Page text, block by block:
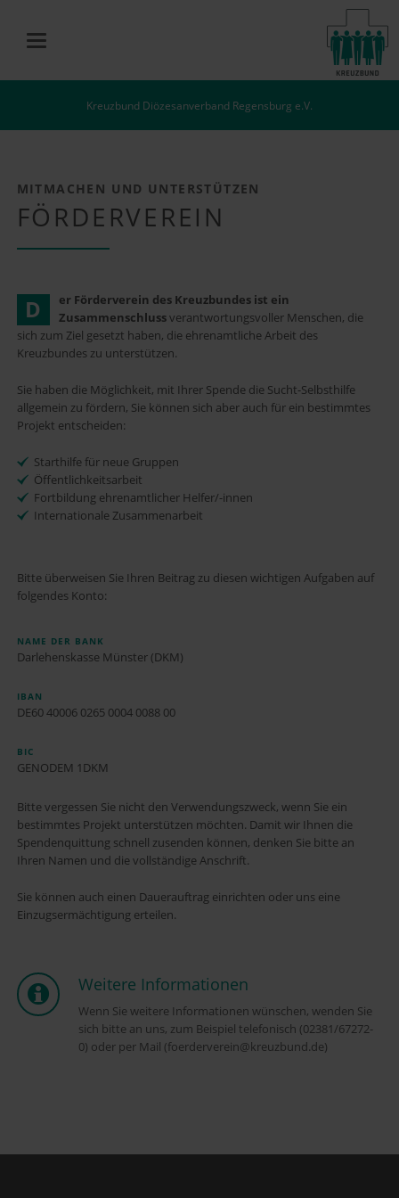
Kreuzbund Diözesanverband Regensburg e.V.
MITMACHEN UND UNTERSTÜTZEN
FÖRDERVEREIN
D
er Förderverein des Kreuzbundes ist ein
Zusammenschlussverantwortungsvoller Menschen, die
sich zum Ziel gesetzt haben, die ehrenamtliche Arbeit des
Kreuzbundes zu unterstützen.
Sie haben die Möglichkeit, mit Ihrer Spende die Sucht-Selbsthilfe
allgemein zu fördern, Sie können sich aber auch für ein bestimmtes
Projekt entscheiden:
Starthilfe für neue Gruppen
Öffentlichkeitsarbeit
Fortbildung ehrenamtlicher Helfer/-innen
Internationale Zusammenarbeit
Bitte überweisen Sie Ihren Beitrag zu diesen wichtigen Aufgaben auf
folgendes Konto:
NAME DER BANK
Darlehenskasse Münster (DKM)
IBAN
DE60 40006 0265 0004 0088 00
BIC
GENODEM 1DKM
Bitte vergessen Sie nicht den Verwendungszweck, wenn Sie ein
bestimmtes Projekt unterstützen möchten. Damit wir Ihnen die
Spendenquittung schnell zusenden können, denken Sie bitte an
Ihren Namen und die vollständige Anschrift.
Sie können auch einen Dauerauftrag einrichten oder uns eine
Einzugsermächtigung erteilen.
Weitere Informationen
Wenn Sie weitere Informationen wünschen, wenden Sie
sich bitte an uns, zum Beispiel telefonisch (02381/67272-
0) oder per Mail (foerderverein@kreuzbund.de)